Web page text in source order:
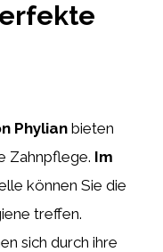
Phylianbieten
Zahnpflege. Im
können Sie die
treffen.
sich durch ihre